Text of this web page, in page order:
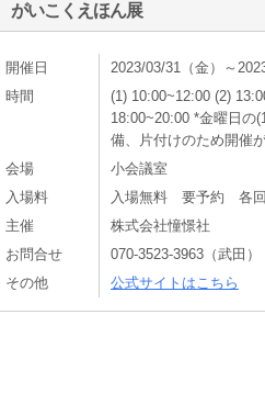
がいこくえほん展
開催日
2023/03/31（金）～
時間
(1) 10:00~12:00 (2)
18:00~20:00 *金曜日の
備、片付けの
会場
小会議室
入場料
入場無料 要予約 各
主催
株式会社憧憬社
お問合せ
070-3523-3963（武田）
その他
公式サイトはこちら